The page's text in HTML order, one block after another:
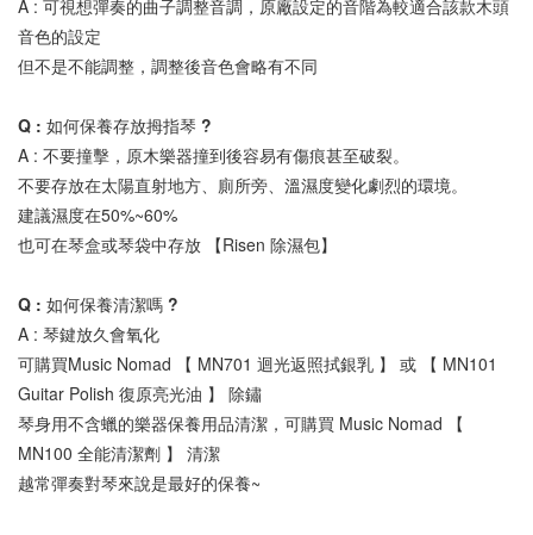
A : 可視想彈奏的曲子調整音調，原廠設定的音階為較適合該款木頭
音色的設定
但不是不能調整，調整後音色會略有不同
Q : 如何保養存放拇指琴 ?
A : 不要撞擊，原木樂器撞到後容易有傷痕甚至破裂。
不要存放在太陽直射地方、廁所旁、溫濕度變化劇烈的環境。
建議濕度在50%~60%
也可在琴盒或琴袋中存放 【Risen 除濕包】
Q : 如何保養清潔嗎 ?
A : 琴鍵放久會氧化
可購買Music Nomad 【 MN701 迴光返照拭銀乳 】 或 【 MN101
Guitar Polish 復原亮光油 】 除鏽
琴身用不含蠟的樂器保養用品清潔，可購買 Music Nomad 【
MN100 全能清潔劑 】 清潔
越常彈奏對琴來說是最好的保養~